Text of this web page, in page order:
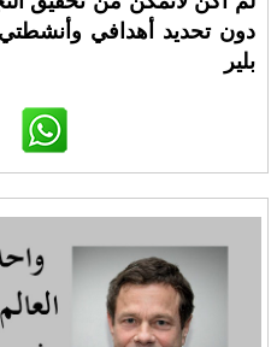
دون تحديد أهدافي
بلير